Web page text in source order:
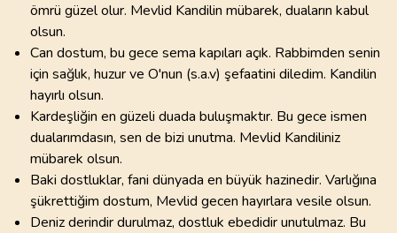
ömrü güzel olur. Mevlid Kandilin mübarek, duaların kabul
olsun.
Can dostum, bu gece sema kapıları açık. Rabbimden senin
için sağlık, huzur ve O'nun (s.a.v) şefaatini diledim. Kandilin
hayırlı olsun.
Kardeşliğin en güzeli duada buluşmaktır. Bu gece ismen
dualarımdasın, sen de bizi unutma. Mevlid Kandiliniz
mübarek olsun.
Baki dostluklar, fani dünyada en büyük hazinedir. Varlığına
şükrettiğim dostum, Mevlid gecen hayırlara vesile olsun.
Deniz derindir durulmaz, dostluk ebedidir unutulmaz. Bu